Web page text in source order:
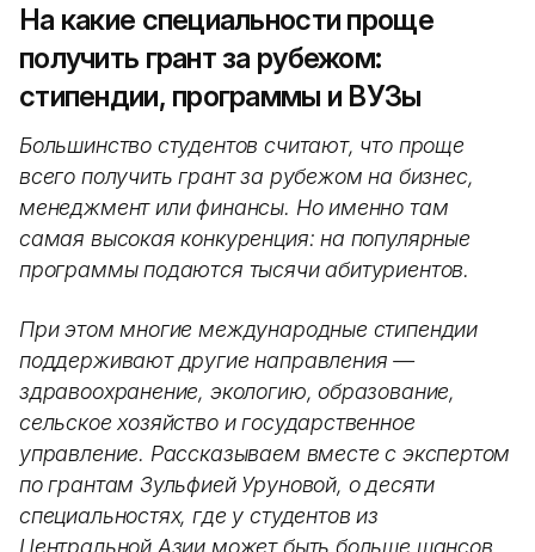
На какие специальности проще
получить грант за рубежом:
стипендии, программы и ВУЗы
Большинство студентов считают, что проще
всего получить грант за рубежом на бизнес,
менеджмент или финансы. Но именно там
самая высокая конкуренция: на популярные
программы подаются тысячи абитуриентов.
При этом многие международные стипендии
поддерживают другие направления —
здравоохранение, экологию, образование,
сельское хозяйство и государственное
управление. Рассказываем вместе с экспертом
по грантам Зульфией Уруновой, о десяти
специальностях, где у студентов из
Центральной Азии может быть больше шансов